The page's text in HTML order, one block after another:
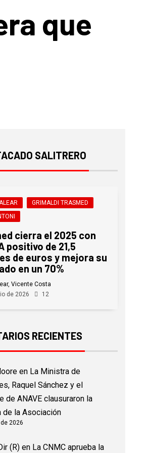
que
SALITRERO
GRIMALDI TRASMED
cierra el 2025 con
positivo de 21,5
de euros y mejora su
en un 70%
Vicente Costa
de 2026
12
RECIENTES
en La Ministra de
Raquel Sánchez y el
de ANAVE clausuraron la
de la Asociación
2026
(R)en La CNMC aprueba la